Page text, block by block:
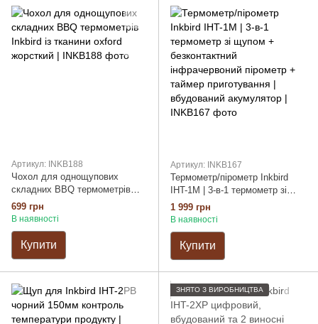
Артикул: INKB188
Чохол для однощупових
складних BBQ термометрів
Inkbird із тканини oxford
жорсткий
699 грн
В наявності
Купити
Артикул: INKB167
Термометр/пірометр Inkbird
IHT-1M | 3-в-1 термометр зі
щупом + безконтактний
інфрачервоний пірометр +
вбудований акумулятор
1 999 грн
В наявності
Купити
ЗНЯТО З ВИРОБНИЦТВА